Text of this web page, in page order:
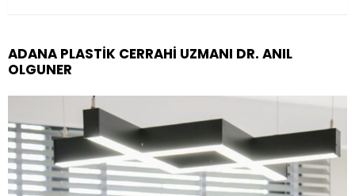
ADANA PLASTIK CERRAHI UZMANI DR. ANIL
OLGUNER